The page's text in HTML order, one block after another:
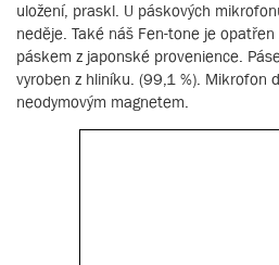
uložení, praskl. U páskových
neděje. Také náš Fen-tone je
páskem z japonské provenience.
vyroben z hliníku. (99,1 %). Mikrofon
neodymovým magnetem.